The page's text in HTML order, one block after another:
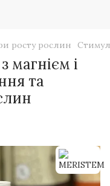
росту рослин
магнієм і
та